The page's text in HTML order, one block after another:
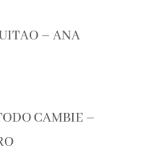
LIBROS –
– ANA